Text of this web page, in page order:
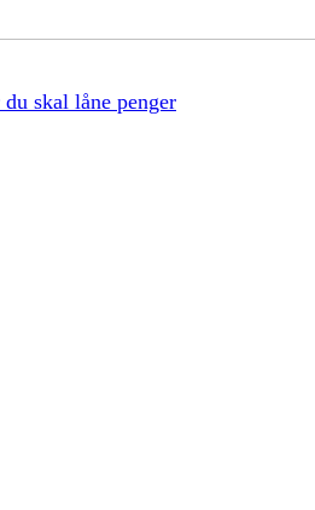
skal låne penger